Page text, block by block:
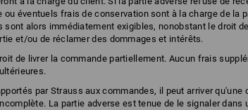
ou éventuels frais de conservation sont à la charge de la
sont alors immédiatement exigibles, nonobstant le droit
et/ou de réclamer des dommages et intérêts.
de livrer la commande partiellement. Aucun frais
par Strauss aux commandes, il peut arriver qu'une
La partie adverse est tenue de le signaler dans